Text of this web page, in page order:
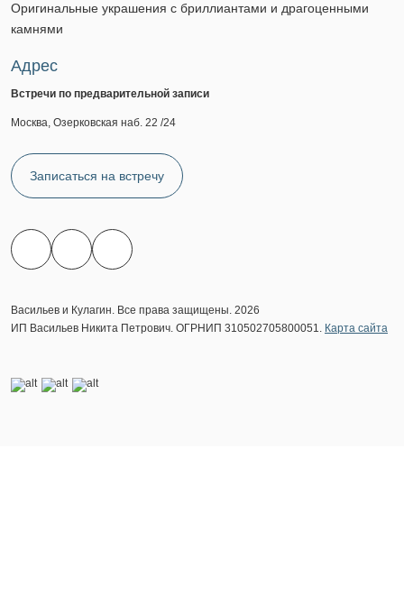
Оригинальные украшения с бриллиантами и драгоценными
камнями
Адрес
Встречи по предварительной записи
Москва, Озерковская наб. 22 /24
Записаться на встречу
Васильев и Кулагин. Все права защищены. 2026
ИП Васильев Никита Петрович. ОГРНИП 310502705800051. Карта сайта